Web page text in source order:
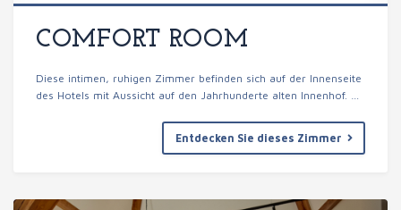
COMFORT ROOM
Diese intimen, ruhigen Zimmer befinden sich auf der Innenseite
des Hotels mit Aussicht auf den Jahrhunderte alten Innenhof. …
Entdecken Sie dieses Zimmer